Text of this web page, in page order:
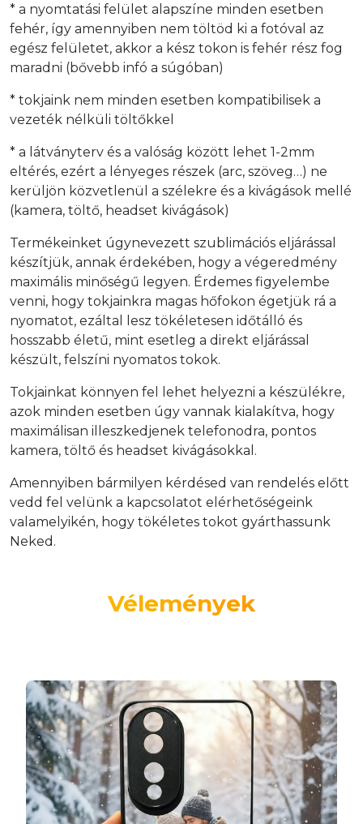
* a nyomtatási felület alapszíne minden esetben
fehér, így amennyiben nem töltöd ki a fotóval az
egész felületet, akkor a kész tokon is fehér rész fog
maradni (bővebb infó a súgóban)
* tokjaink nem minden esetben kompatibilisek a
vezeték nélküli töltőkkel
* a látványterv és a valóság között lehet 1-2mm
eltérés, ezért a lényeges részek (arc, szöveg…) ne
kerüljön közvetlenül a szélekre és a kivágások mellé
(kamera, töltő, headset kivágások)
Termékeinket úgynevezett szublimációs eljárással
készítjük, annak érdekében, hogy a végeredmény
maximális minőségű legyen. Érdemes figyelembe
venni, hogy tokjainkra magas hőfokon égetjük rá a
nyomatot, ezáltal lesz tökéletesen időtálló és
hosszabb életű, mint esetleg a direkt eljárással
készült, felszíni nyomatos tokok.
Tokjainkat könnyen fel lehet helyezni a készülékre,
azok minden esetben úgy vannak kialakítva, hogy
maximálisan illeszkedjenek telefonodra, pontos
kamera, töltő és headset kivágásokkal.
Amennyiben bármilyen kérdésed van rendelés előtt
vedd fel velünk a kapcsolatot elérhetőségeink
valamelyikén, hogy tökéletes tokot gyárthassunk
Neked.
Vélemények